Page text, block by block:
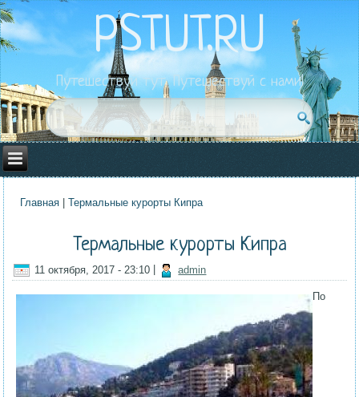
PSTUT.RU
Путешествуй тут. Путешествуй с нами!
Вы здесь
Главная| Термальные курорты Кипра
Термальные курорты Кипра
11 октября, 2017 - 23:10 admin
По